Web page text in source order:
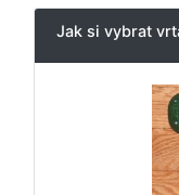
Jak si vybrat